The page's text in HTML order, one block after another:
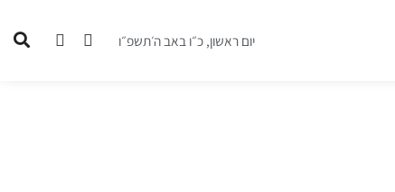
יום ראשון, כ״ו באב ה׳תשפ״ו